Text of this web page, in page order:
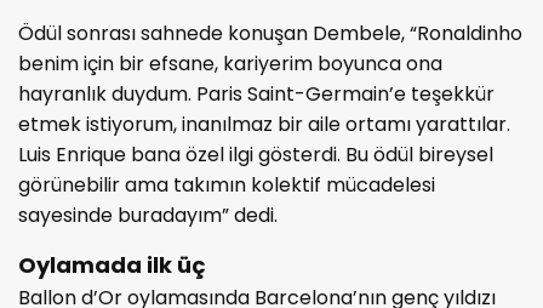
Ödül sonrası sahnede konuşan Dembele, “Ronaldinho
benim için bir efsane, kariyerim boyunca ona
hayranlık duydum. Paris Saint-Germain’e teşekkür
etmek istiyorum, inanılmaz bir aile ortamı yarattılar.
Luis Enrique bana özel ilgi gösterdi. Bu ödül bireysel
görünebilir ama takımın kolektif mücadelesi
sayesinde buradayım” dedi.
Oylamada ilk üç
Ballon d’Or oylamasında Barcelona’nın genç yıldızı